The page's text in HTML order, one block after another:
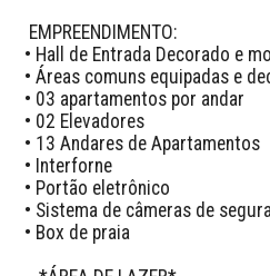
• Hall de Entrada Decorado e
• Áreas comuns equipadas e
• 03 apartamentos por andar
• 02 Elevadores
• 13 Andares de Apartamentos
• Interforne
• Portão eletrônico
• Sistema de câmeras de
• ⁠Box de praia